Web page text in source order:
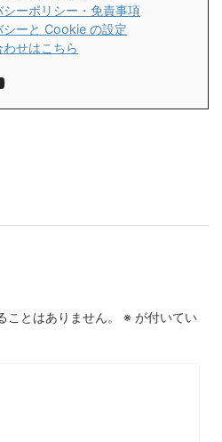
シーポリシー・免責事項
シーと Cookie の設定
わせはこちら
ことはありません。 ※ が付いてい